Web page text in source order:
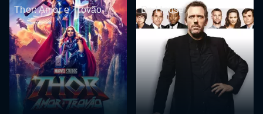
Thor: Amor e Trovão Dr. House